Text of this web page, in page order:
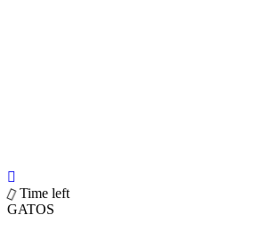
Time left
GATOS